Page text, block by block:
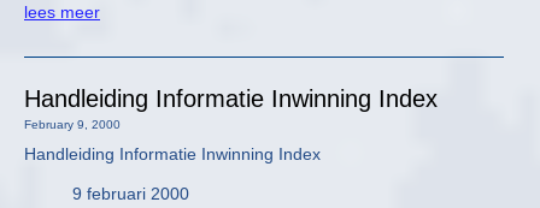
lees meer
Handleiding Informatie Inwinning Index
February 9, 2000
Handleiding Informatie Inwinning Index
9 februari 2000